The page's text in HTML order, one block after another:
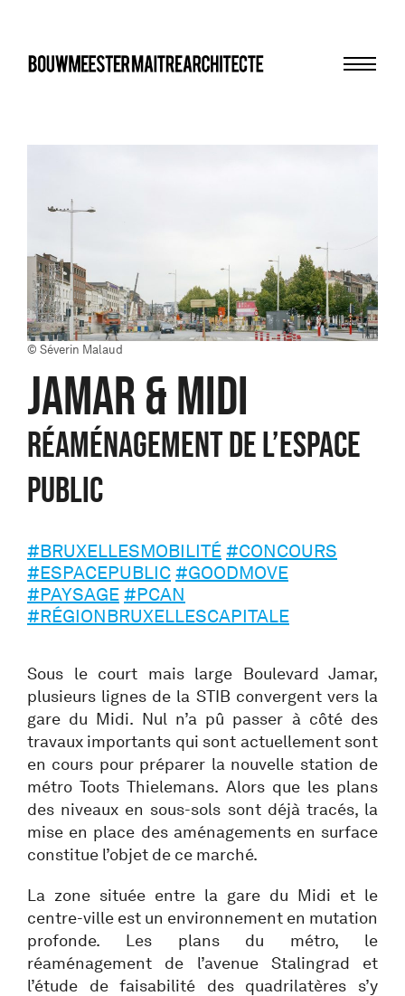
bma
© Séverin Malaud
JAMAR & MIDI
Réaménagement de l’espace
public
#BRUXELLESMOBILITÉ #CONCOURS
#ESPACEPUBLIC #GOODMOVE
#PAYSAGE #PCAN
#RÉGIONBRUXELLESCAPITALE
Sous le court mais large Boulevard Jamar,
plusieurs lignes de la STIB convergent vers la
gare du Midi. Nul n’a pû passer à côté des
travaux importants qui sont actuellement sont
en cours pour préparer la nouvelle station de
métro Toots Thielemans. Alors que les plans
des niveaux en sous-sols sont déjà tracés, la
mise en place des aménagements en surface
constitue l’objet de ce marché.
La zone située entre la gare du Midi et le
centre-ville est un environnement en mutation
profonde. Les plans du métro, le
réaménagement de l’avenue Stalingrad et
l’étude de faisabilité des quadrilatères s’y